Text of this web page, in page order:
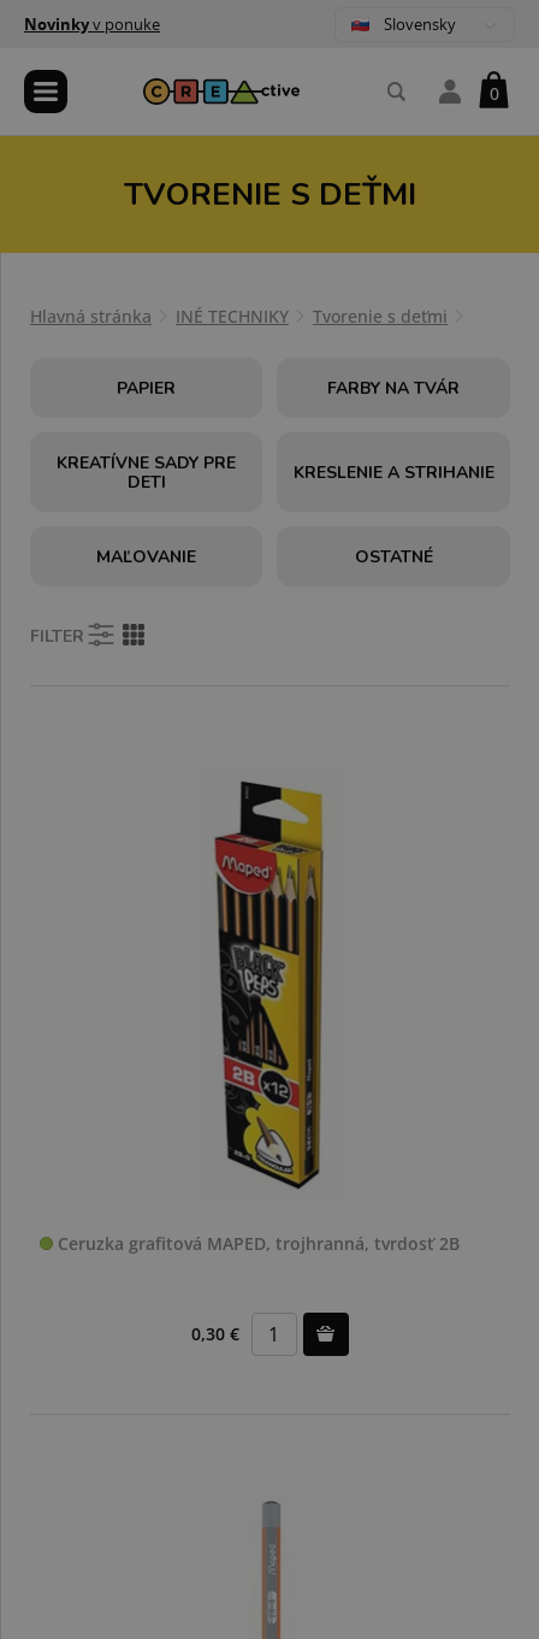
Novinkyv ponuke Slovensky
0
TVORENIE S DEŤMI
Hlavná stránka INÉ TECHNIKY Tvorenie s deťmi
PAPIER FARBY NA TVÁR
KREATÍVNE SADY PRE
DETI
KRESLENIE A STRIHANIE
MAĽOVANIE OSTATNÉ
FILTER
Ceruzka grafitová MAPED, trojhranná, tvrdosť 2B
0,30 €